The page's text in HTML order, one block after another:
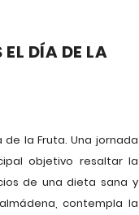
DÍA DE LA
la Fruta. Una jornada
objetivo resaltar la
de una dieta sana y
contempla la